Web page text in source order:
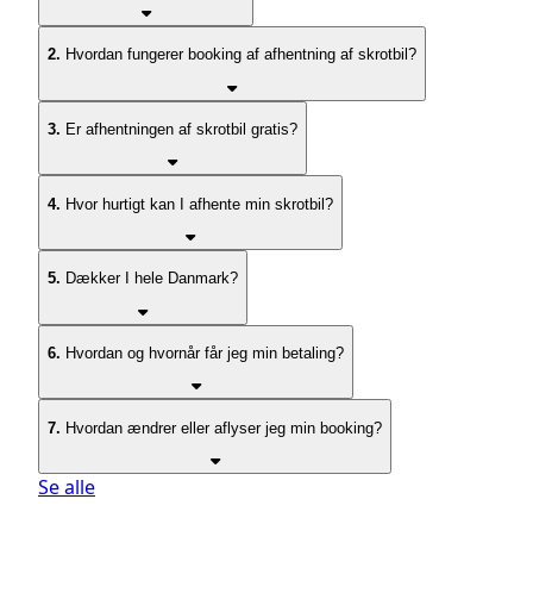
2. Hvordan fungerer booking af afhentning af skrotbil?
3. Er afhentningen af skrotbil gratis?
4. Hvor hurtigt kan I afhente min skrotbil?
5. Dækker I hele Danmark?
6. Hvordan og hvornår får jeg min betaling?
7. Hvordan ændrer eller aflyser jeg min booking?
Se alle